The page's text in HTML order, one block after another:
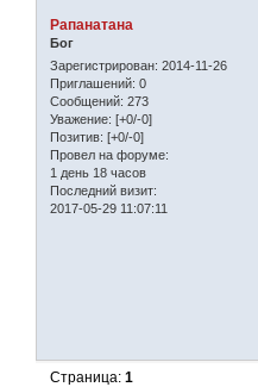
Рапанатана
Бог
Зарегистрирован: 2014-11-26
Приглашений: 0
Сообщений: 273
Уважение: [+0/-0]
Позитив: [+0/-0]
Провел на форуме:
1 день 18 часов
Последний визит:
2017-05-29 11:07:11
Страница:1